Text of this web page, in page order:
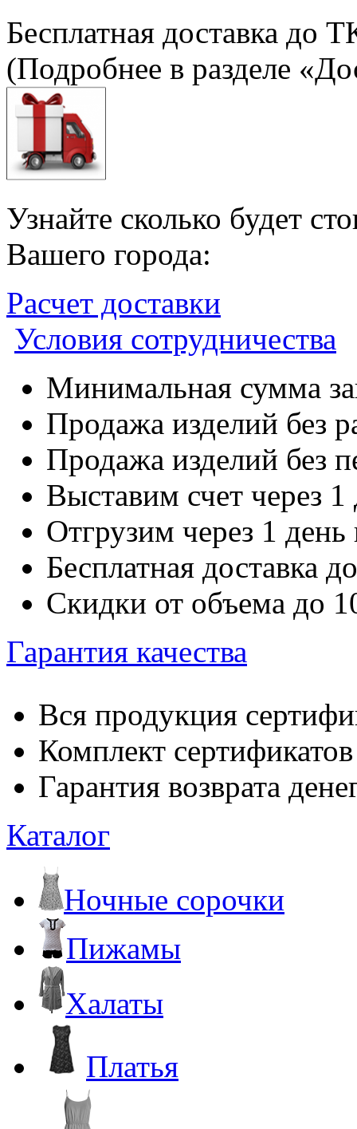
Бесплатная доставка до
(Подробнее в разделе
Узнайте сколько будет
Вашего города:
Расчет доставки
Условия сотрудничества
Минимальная сумма
Продажа изделий без
Продажа изделий без
Выставим счет через 1
Отгрузим через 1
Бесплатная доставка
Скидки от объема до
Гарантия качества
Вся продукция
Комплект
Гарантия возврата
Каталог
Ночные сорочки
Пижамы
Халаты
Платья